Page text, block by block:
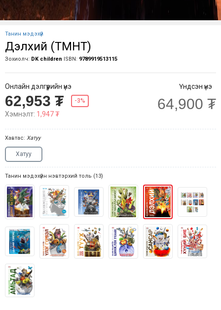
Танин мэдэхүй
Дэлхий (ТМНТ)
Зохиолч: DK children ISBN: 9789919513115
Онлайн дэлгүүрийн үнэ
62,953 ₮ -3%
Хэмнэлт: 1,947 ₮
Үндсэн үнэ
64,900 ₮
Хавтас: Хатуу
Хатуу
Танин мэдэхүйн нэвтэрхий толь (13)